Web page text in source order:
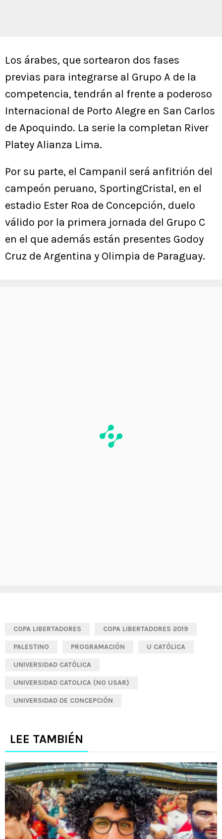
Los árabes, que sortearon dos fases
previas para integrarse al Grupo A de la
competencia, tendrán al frente a poderoso
Internacional de Porto Alegre en San Carlos
de Apoquindo. La serie la completan River
Platey Alianza Lima.
Por su parte, el Campanil será anfitrión del
campeón peruano, SportingCristal, en el
estadio Ester Roa de Concepción, duelo
válido por la primera jornada del Grupo C
en el que además están presentes Godoy
Cruz de Argentina y Olimpia de Paraguay.
COPA LIBERTADORES COPA LIBERTADORES 2019
PALESTINO PROGRAMACIÓN U CATÓLICA
UNIVERSIDAD CATÓLICA
UNIVERSIDAD CATOLICA (NO USAR)
UNIVERSIDAD DE CONCEPCIÓN
LEE TAMBIÉN